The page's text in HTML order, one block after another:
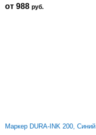
от 988 руб.
Маркер DURA-INK 200, Синий